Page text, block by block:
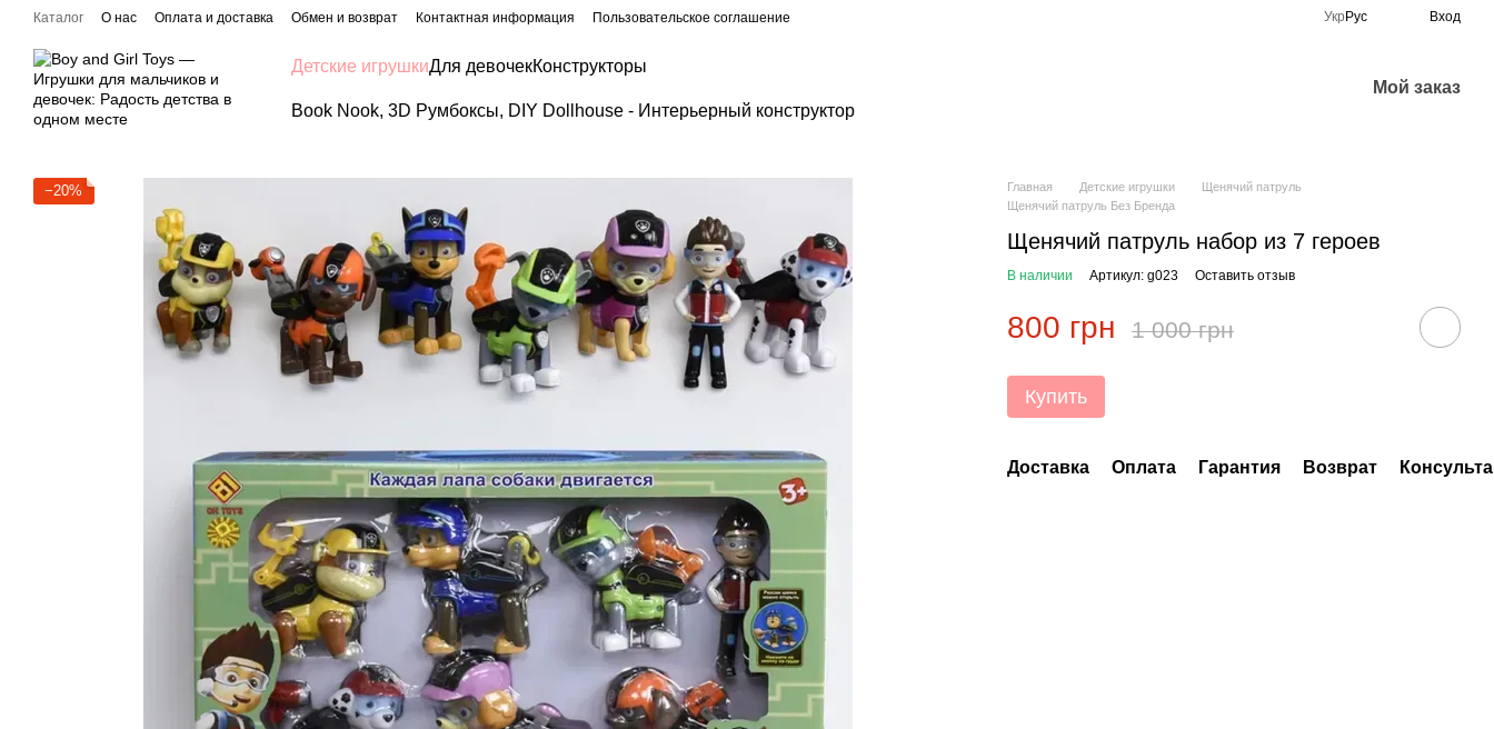
Перейти к основному контенту
Каталог О нас Оплата и доставка Обмен и возврат Контактная информация Пользовательское соглашение Укр Рус Вход
Детские игрушкиДля девочекКонструкторы
Book Nook, 3D Румбоксы, DIY Dollhouse - Интерьерный конструктор
Мой заказ
−20% Главная Детские игрушки
Щенячий патруль
Щенячий патруль Без Бренда
Щенячий патруль набор из 7 героев
В наличии Артикул: g023 Оставить отзыв
800 грн 1 000 грн
Купить
Доставка Оплата Гарантия Возврат